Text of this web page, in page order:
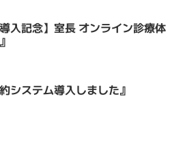
導入記念】室長 オンライン診療体
システム導入しました』